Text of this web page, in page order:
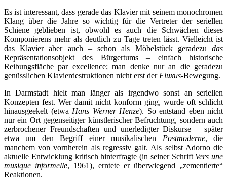
Es ist interessant, dass gerade das Klavier mit seinem monochromen
Klang über die Jahre so wichtig für die Vertreter der seriellen
Schiene geblieben ist, obwohl es auch die Schwächen dieses
Komponierens mehr als deutlich zu Tage treten lässt. Vielleicht ist
das Klavier aber auch – schon als Möbelstück geradezu das
Repräsentationsobjekt des Bürgertums – einfach historische
Reibungsfläche par excellence; man denke nur an die geradezu
genüsslichen Klavierdestruktionen nicht erst der Fluxus-Bewegung.
In Darmstadt hielt man länger als irgendwo sonst an seriellen
Konzepten fest. Wer damit nicht konform ging, wurde oft schlicht
hinausgeekelt (etwa Hans Werner Henze). So entstand eben nicht
nur ein Ort gegenseitiger künstlerischer Befruchtung, sondern auch
zerbrochener Freundschaften und unerledigter Diskurse – später
etwa um den Begriff einer musikalischen Postmoderne, die
manchem von vornherein als regressiv galt. Als selbst Adorno die
aktuelle Entwicklung kritisch hinterfragte (in seiner Schrift Vers une
musique informelle, 1961), erntete er überwiegend „zementierte“
Reaktionen.